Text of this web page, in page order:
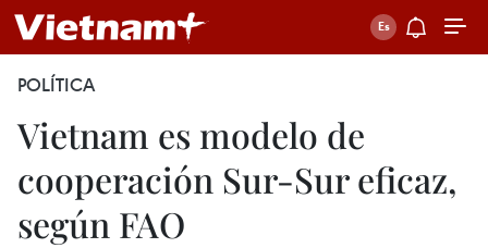
POLÍTICA
Vietnam es modelo de
cooperación Sur-Sur eficaz,
según FAO